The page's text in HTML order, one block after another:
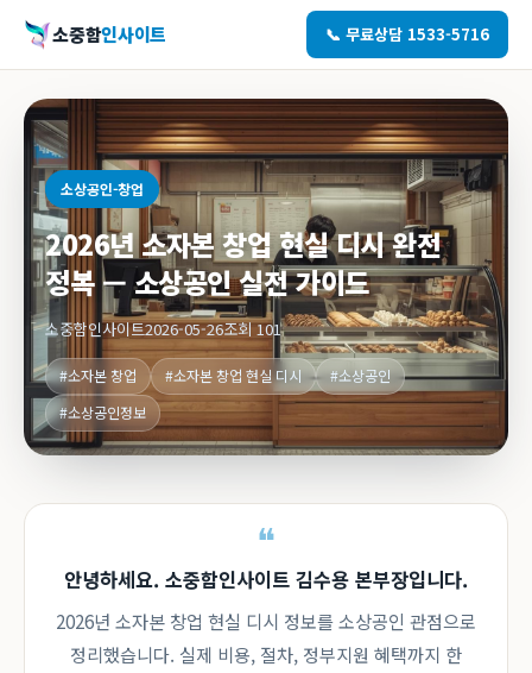
소중함인사이트 📞 무료상담 1533-5716
소상공인-창업
2026년 소자본 창업 현실 디시 완전
정복 — 소상공인 실전 가이드
소중함인사이트2026-05-26조회 101
#소자본 창업 #소자본 창업 현실 디시
#소상공인
#소상공인정보
안녕하세요. 소중함인사이트 김수용 본부장입니다.
2026년 소자본 창업 현실 디시 정보를 소상공인 관점으로
정리했습니다. 실제 비용, 절차, 정부지원 혜택까지 한